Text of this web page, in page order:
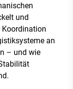
und
Koordination
an
– und wie